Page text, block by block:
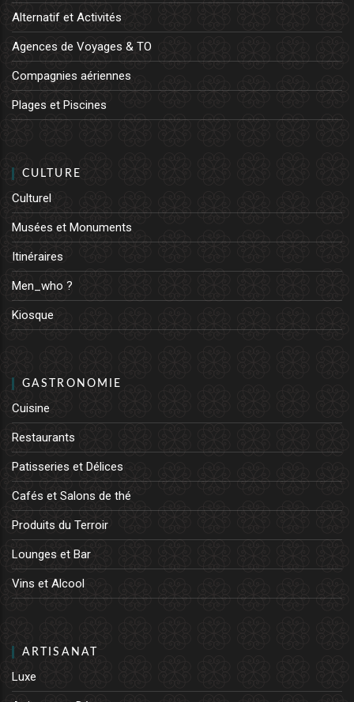
Alternatif et Activités
Agences de Voyages & TO
Compagnies aériennes
Plages et Piscines
CULTURE
Culturel
Musées et Monuments
Itinéraires
Men_who ?
Kiosque
GASTRONOMIE
Cuisine
Restaurants
Patisseries et Délices
Cafés et Salons de thé
Produits du Terroir
Lounges et Bar
Vins et Alcool
ARTISANAT
Luxe